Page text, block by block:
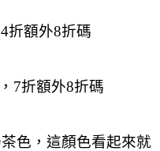
折額外8折碼
7折額外8折碼
茶色，這顏色看起來就